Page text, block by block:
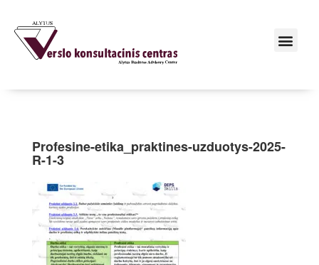
Profesine-etika_praktines-uzduotys-2025-
R-1-3